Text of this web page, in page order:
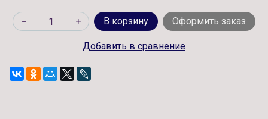
В корзину Оформить заказ
Добавить в сравнение